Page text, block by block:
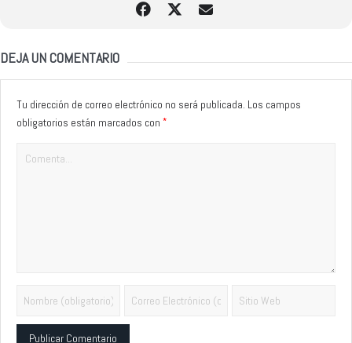
DEJA UN COMENTARIO
Tu dirección de correo electrónico no será publicada. Los campos
obligatorios están marcados con *